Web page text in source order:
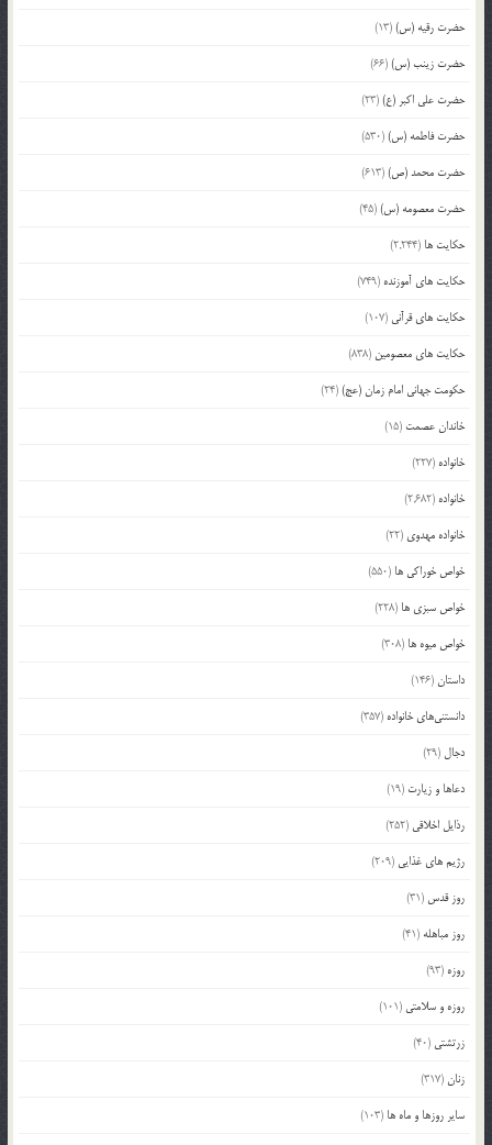
حضرت رقیه (س)(13)
حضرت زینب (س)(66)
حضرت علی اکبر (ع)(23)
حضرت فاطمه (س)(530)
حضرت محمد (ص)(613)
حضرت معصومه (س)(45)
حکایت ها (2,244)
حکایت های آموزنده (749)
حکایت های قرآنی (107)
حکایت های معصومین (838)
حکومت جهانی امام زمان (عج)(24)
خاندان عصمت (15)
خانواده (227)
خانواده (2,682)
خانواده مهدوی (22)
خواص خوراکی ها (550)
خواص سبزی ها (228)
خواص میوه ها (308)
داستان(146)
دانستنی‌های خانواده (357)
دجال (29)
دعاها و زیارت (19)
رذایل اخلاقی (252)
رژیم های غذایی (209)
روز قدس (31)
روز مباهله (41)
روزه (93)
روزه و سلامتی (101)
زرتشتی (40)
زنان(317)
سایر روزها و ماه ها (103)